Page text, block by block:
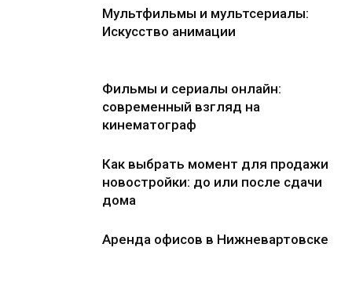
Мультфильмы и мультсериалы:
Искусство анимации
Фильмы и сериалы онлайн:
современный взгляд на
кинематограф
Как выбрать момент для продажи
новостройки: до или после сдачи
дома
Аренда офисов в Нижневартовске